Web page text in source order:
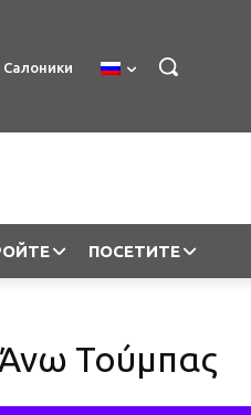
Салоники
ПОСЕТИТЕ
Άνω Τούμπας